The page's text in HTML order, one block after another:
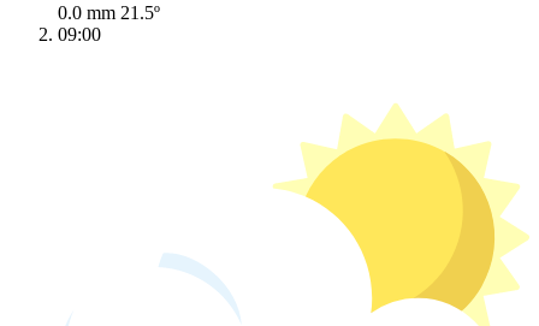
0.0 mm 21.5º
09:00